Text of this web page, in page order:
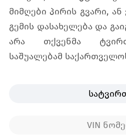
საფოსტო გზავნილის ძებნა
დიპლომატების სააკრედიტაციო
ვალიდურობის საძიებო
მიმღები პირის გვარი,
გემის დასახელება და
არა თქვენმა
საშუალებამ
VIN